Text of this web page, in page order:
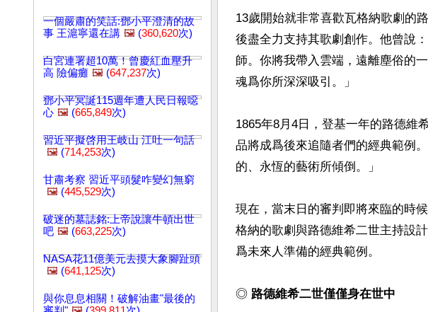
一個嚴肅的笑話:鄧小平澄清的故
事 王滬寧還在講 🖼️ (360,620次)
白宮連署超10萬！曾慶紅血壓升
高 險偏癱 🖼️ (647,237次)
鄧小平冥誕115週年遭人民日報噁
心 🖼️ (665,849次)
習近平擬啓用王岐山 江吐一句話
🖼️ (714,253次)
甘肅考察 習近平頭髮咋變幻無窮
🖼️ (445,529次)
破迷的墓誌銘:上帝說讓牛頓出世
吧 🖼️ (663,225次)
NASA花11億美元去摸大象腳趾頭
🖼️ (641,125次)
與你息息相關！破解油畫"最後的
13歲開始就非常喜歡瓦格納歌劇的
後盡全力支持其歌劇創作。他曾說
師。你將我帶入雲端，遠離塵俗的
魂爲你所深深吸引。」
1865年8月4日，登基一年的路德維
品將成爲後來追隨者們的經典範例
的、永恆的藝術所傾倒。」
現在，當末日的審判即將來臨的時
格納的歌劇與路德維希二世主持設
爲未來人準備的經典範例。
◎ 路德維希二世僅僅身在世中